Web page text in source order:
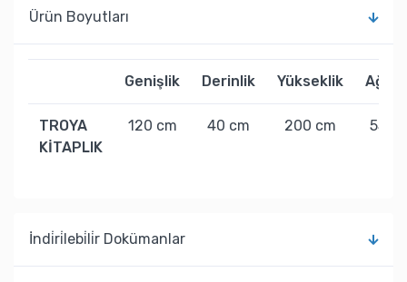
Ürün Boyutları
Genişlik Derinlik Yükseklik
TROYA
KİTAPLIK
120 cm 40 cm 200 cm 55 kg
İndi̇ri̇lebi̇li̇r Dokümanlar